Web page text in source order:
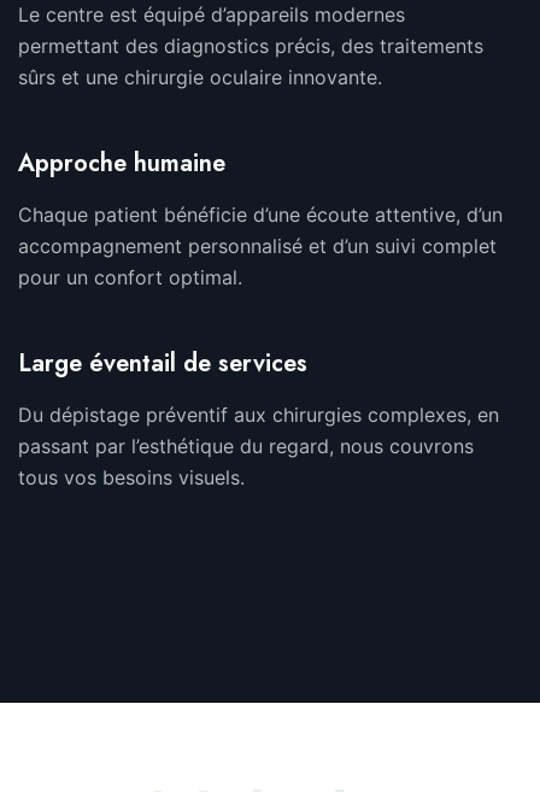
Le centre est équipé d’appareils modernes
permettant des diagnostics précis, des traitements
sûrs et une chirurgie oculaire innovante.
Approche humaine
Chaque patient bénéficie d’une écoute attentive, d’un
accompagnement personnalisé et d’un suivi complet
pour un confort optimal.
Large éventail de services
Du dépistage préventif aux chirurgies complexes, en
passant par l’esthétique du regard, nous couvrons
tous vos besoins visuels.